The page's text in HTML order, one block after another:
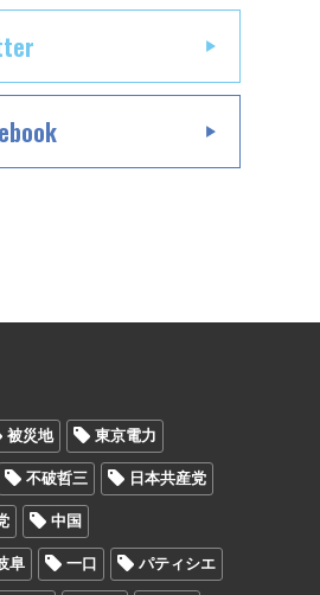
被災地 東京電力
不破哲三 日本共産党
中国
阜 一口 パティシエ